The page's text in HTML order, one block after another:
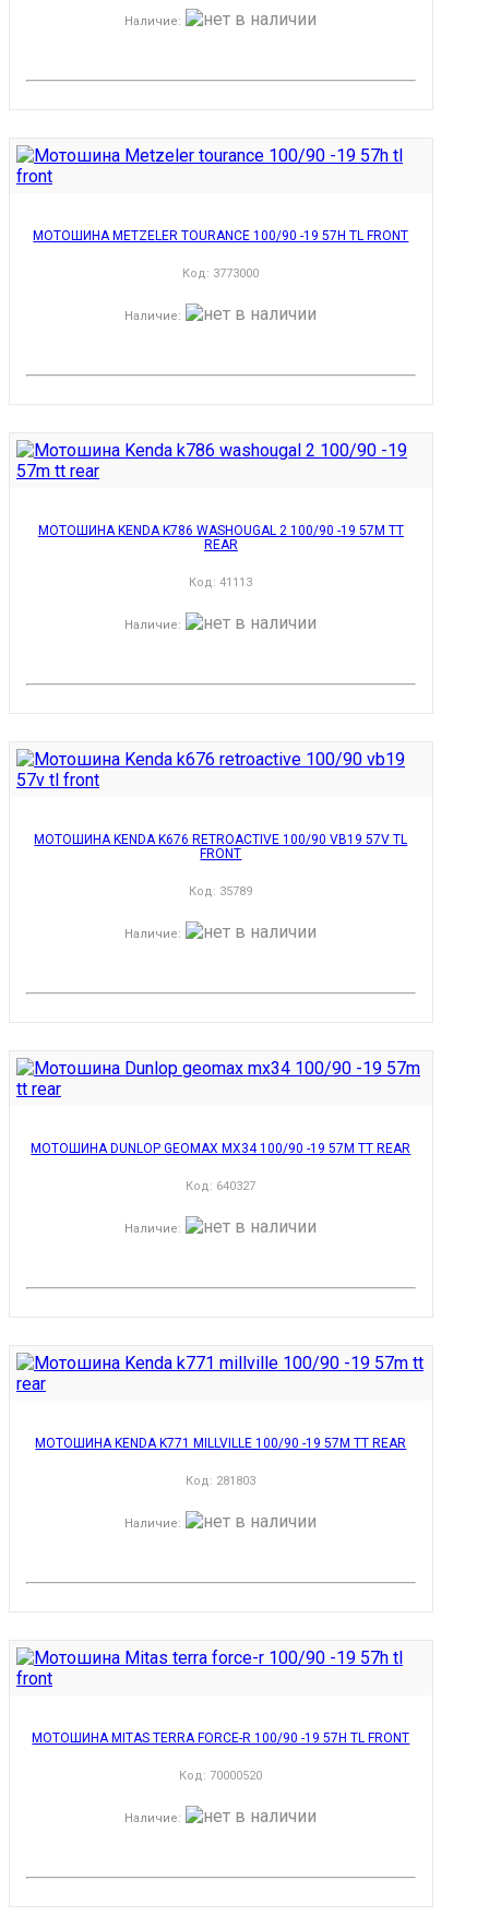
Наличие:
МОТОШИНА METZELER TOURANCE 100/90 -19 57H TL FRONT
Код: 3773000
Наличие:
МОТОШИНА KENDA K786 WASHOUGAL 2 100/90 -19 57M TT
REAR
Код:41113
Наличие:
МОТОШИНА KENDA K676 RETROACTIVE 100/90 VB19 57V TL
FRONT
Код: 35789
Наличие:
МОТОШИНА DUNLOP GEOMAX MX34 100/90 -19 57M TT REAR
Код: 640327
Наличие:
МОТОШИНА KENDA K771 MILLVILLE 100/90 -19 57M TT REAR
Код: 281803
Наличие:
МОТОШИНА MITAS TERRA FORCE-R 100/90 -19 57H TL FRONT
Код:70000520
Наличие: